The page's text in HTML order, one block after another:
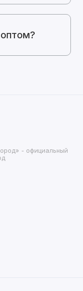
- официальный